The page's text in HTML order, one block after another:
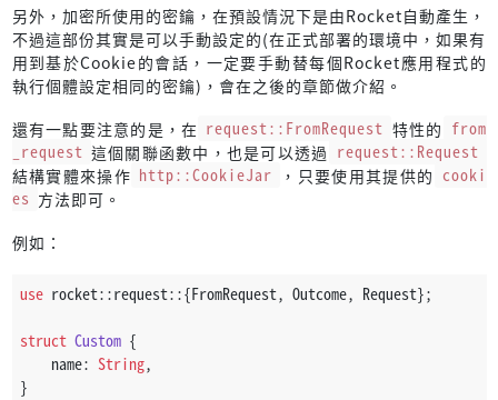
另外，加密所使用的密鑰，在預設情況下是由Rocket自動產生，
不過這部份其實是可以手動設定的(在正式部署的環境中，如果有
用到基於Cookie的會話，一定要手動替每個Rocket應用程式的
執行個體設定相同的密鑰)，會在之後的章節做介紹。
還有一點要注意的是，在 request::FromRequest 特性的 from
_request 這個關聯函數中，也是可以透過 request::Request
結構實體來操作 http::CookieJar ，只要使用其提供的 cooki
es 方法即可。
例如：
use rocket::request::{FromRequest, Outcome, Request};
struct Custom {
    name:
String,
}